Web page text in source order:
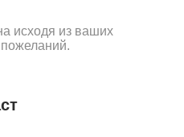
исходя из ваших